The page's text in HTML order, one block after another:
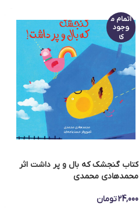
اتمام م
وجود
ی
کتاب گنجشک که بال و پر داشت اثر
محمدهادی محمدی
24,000تومان